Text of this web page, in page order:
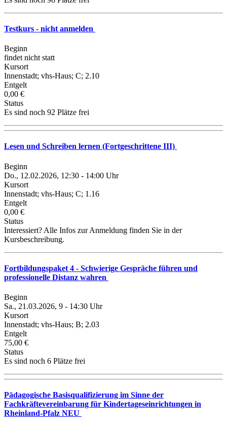
Testkurs - nicht anmelden
Beginn
findet nicht statt
Kursort
Innenstadt; vhs-Haus; C; 2.10
Entgelt
0,00 €
Status
Es sind noch 92 Plätze frei
Lesen und Schreiben lernen (Fortgeschrittene III)
Beginn
Do., 12.02.2026, 12:30 - 14:00 Uhr
Kursort
Innenstadt; vhs-Haus; C; 1.16
Entgelt
0,00 €
Status
Interessiert? Alle Infos zur Anmeldung finden Sie in der
Kursbeschreibung.
Fortbildungspaket 4 - Schwierige Gespräche führen und
professionelle Distanz wahren
Beginn
Sa., 21.03.2026, 9 - 14:30 Uhr
Kursort
Innenstadt; vhs-Haus; B; 2.03
Entgelt
75,00 €
Status
Es sind noch 6 Plätze frei
Pädagogische Basisqualifizierung im Sinne der
Fachkräftevereinbarung für Kindertageseinrichtungen in
Rheinland-Pfalz NEU